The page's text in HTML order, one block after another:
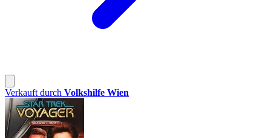
Verkauft durch Volkshilfe Wien